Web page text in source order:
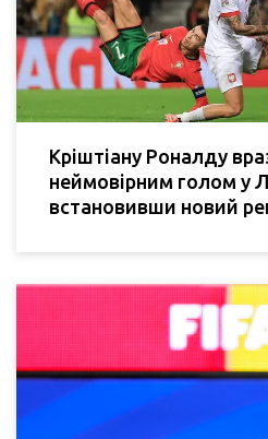
Кріштіану Роналду
неймовірним голом у
встановивши новий